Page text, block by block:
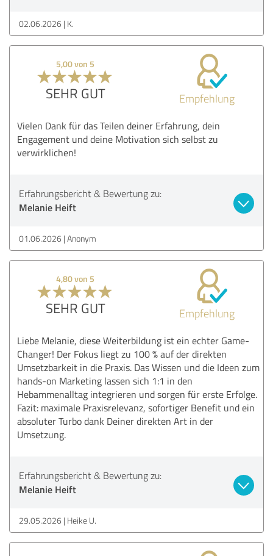
02.06.2026 K.
5,00 von 5
SEHR GUT Empfehlung
Vielen Dank für das Teilen deiner Erfahrung, dein
Engagement und deine Motivation sich selbst zu
verwirklichen!
Erfahrungsbericht & Bewertung zu:
Melanie Heift
01.06.2026 Anonym
4,80 von 5
SEHR GUT Empfehlung
Liebe Melanie, diese Weiterbildung ist ein echter Game-
Changer! Der Fokus liegt zu 100 % auf der direkten
Umsetzbarkeit in die Praxis. Das Wissen und die Ideen zum
hands-on Marketing lassen sich 1:1 in den
Hebammenalltag integrieren und sorgen für erste Erfolge.
Fazit: maximale Praxisrelevanz, sofortiger Benefit und ein
absoluter Turbo dank Deiner direkten Art in der
Umsetzung.
Erfahrungsbericht & Bewertung zu:
Melanie Heift
29.05.2026 Heike U.